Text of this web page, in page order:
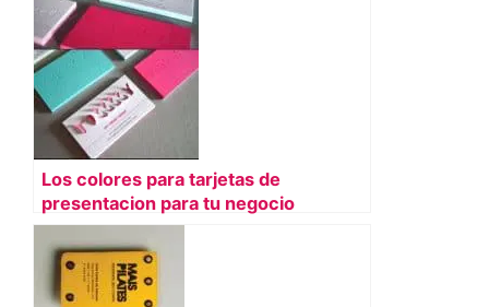
Los colores para tarjetas de
presentacion para tu negocio